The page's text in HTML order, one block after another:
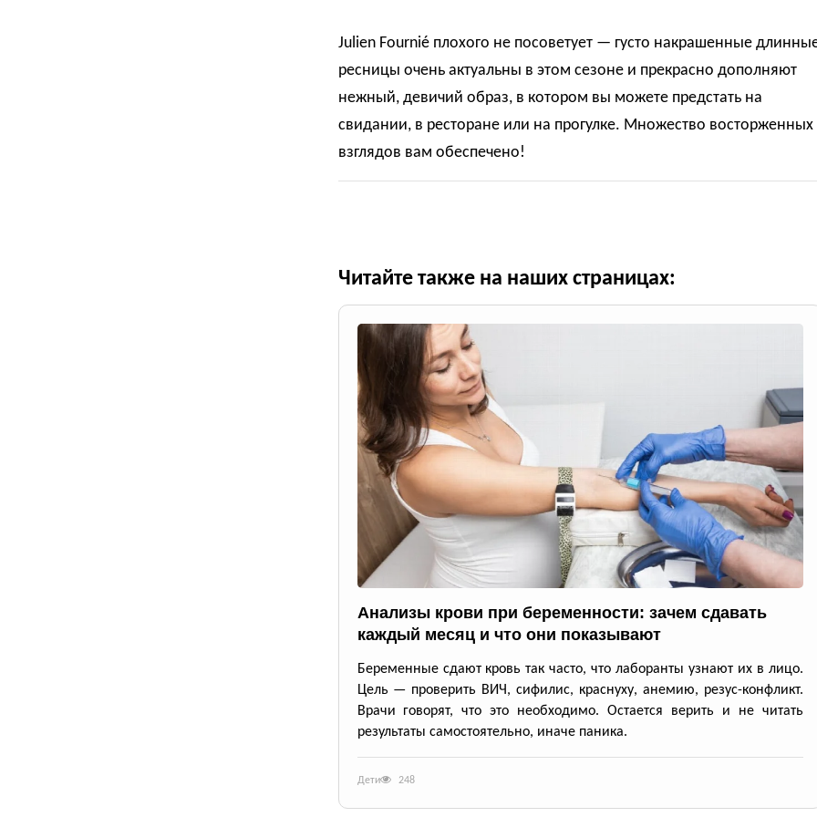
Julien Fournié плохого не посоветует — густо накрашенные
ресницы очень актуальны в этом сезоне и прекрасно дополняют
нежный, девичий образ, в котором вы можете предстать на
свидании, в ресторане или на прогулке. Множество восторженных
взглядов вам обеспечено!
Читайте также на наших страницах:
Анализы крови при беременности: зачем сдавать
каждый месяц и что они показывают
Беременные сдают кровь так часто, что лаборанты узнают их в лицо.
Цель — проверить ВИЧ, сифилис, краснуху, анемию, резус-конфликт.
Врачи говорят, что это необходимо. Остается верить и не читать
результаты самостоятельно, иначе паника.
Дети 248